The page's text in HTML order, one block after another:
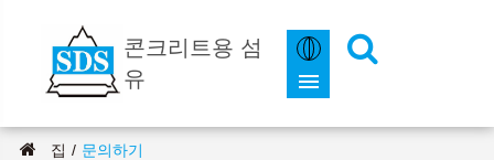
콘크리트용 섬
유
집 문의하기